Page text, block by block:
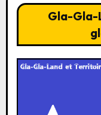
Gla-Gla-